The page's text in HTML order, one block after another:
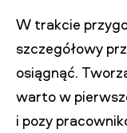
W trakcie
szczegółowy
osiągnąć.
warto w
i pozy